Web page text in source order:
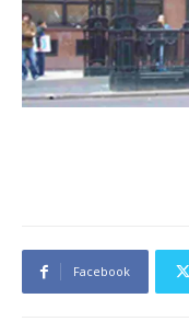
Facebook